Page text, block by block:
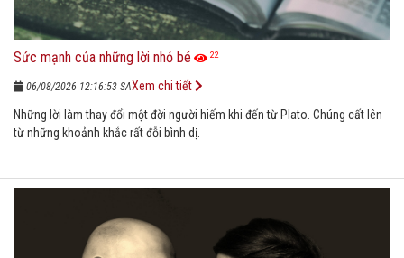
Sức mạnh của những lời nhỏ bé 22
06/08/2026 12:16:53 SA
Những lời làm thay đổi một đời người hiếm khi đến từ Plato. Chúng cất lên
từ những khoảnh khắc rất đỗi bình dị.
Xem chi tiết